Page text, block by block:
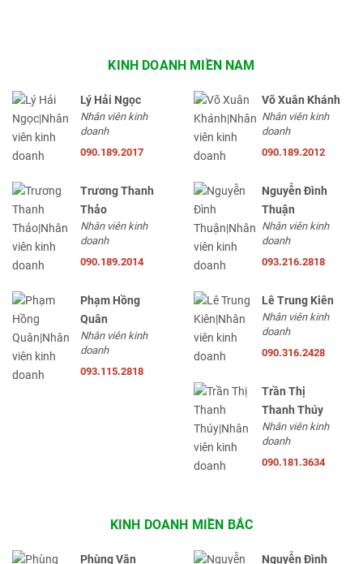
KINH DOANH MIỀN NAM
Lý Hải Ngọc
Nhân viên kinh
doanh
090.189.2017
Võ Xuân Khánh
Nhân viên kinh
doanh
090.189.2012
Trương Thanh
Thảo
Nhân viên kinh
doanh
090.189.2014
Nguyễn Đình
Thuận
Nhân viên kinh
doanh
093.216.2818
Phạm Hồng
Quân
Nhân viên kinh
doanh
093.115.2818
Lê Trung Kiên
Nhân viên kinh
doanh
090.316.2428
Trần Thị
Thanh Thúy
Nhân viên kinh
doanh
090.181.3634
KINH DOANH MIỀN BẮC
Phùng Văn
Nguyễn Đình